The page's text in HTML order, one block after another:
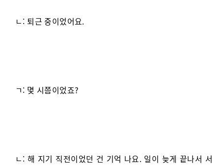
ㄴ: 퇴근 중이었어요.
ㄱ: 몇 시쯤이었죠?
ㄴ: 해 지기 직전이었던 건 기억 나요. 일이 늦게 끝나서 서